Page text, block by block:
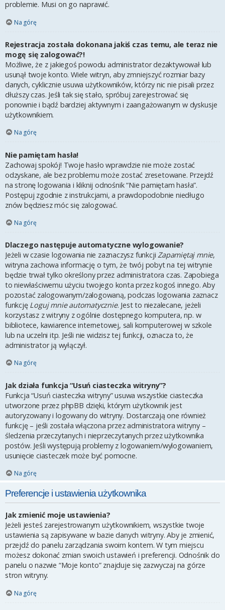
problemie. Musi on go naprawić.
Na górę
Rejestracja została dokonana jakiś czas temu, ale teraz nie
mogę się zalogować?!
Możliwe, że z jakiegoś powodu administrator dezaktywował lub
usunął twoje konto. Wiele witryn, aby zmniejszyć rozmiar bazy
danych, cyklicznie usuwa użytkowników, którzy nic nie pisali przez
dłuższy czas. Jeśli tak się stało, spróbuj zarejestrować się
ponownie i bądź bardziej aktywnym i zaangażowanym w dyskusje
użytkownikiem.
Na górę
Nie pamiętam hasła!
Zachowaj spokój! Twoje hasło wprawdzie nie może zostać
odzyskane, ale bez problemu może zostać zresetowane. Przejdź
na stronę logowania i kliknij odnośnik “Nie pamiętam hasła”.
Postępuj zgodnie z instrukcjami, a prawdopodobnie niedługo
znów będziesz móc się zalogować.
Na górę
Dlaczego następuje automatyczne wylogowanie?
Jeżeli w czasie logowania nie zaznaczysz funkcjiZapamiętaj mnie,
witryna zachowa informację o tym, że twój pobyt na tej witrynie
będzie trwał tylko określony przez administratora czas. Zapobiega
to niewłaściwemu użyciu twojego konta przez kogoś innego. Aby
pozostać zalogowanym/zalogowaną, podczas logowania zaznacz
funkcję Loguj mnie automatycznie. Jest to niezalecane, jeżeli
korzystasz z witryny z ogólnie dostępnego komputera, np. w
bibliotece, kawiarence internetowej, sali komputerowej w szkole
lub na uczelni itp. Jeśli nie widzisz tej funkcji, oznacza to, że
administrator ją wyłączył.
Na górę
Jak działa funkcja “Usuń ciasteczka witryny”?
Funkcja “Usuń ciasteczka witryny” usuwa wszystkie ciasteczka
utworzone przez phpBB dzięki, którym użytkownik jest
autoryzowany i logowany do witryny. Dostarczają one również
funkcję – jeśli została włączona przez administratora witryny –
śledzenia przeczytanych i nieprzeczytanych przez użytkownika
postów. Jeśli występują problemy z logowaniem/wylogowaniem,
usunięcie ciasteczek może być pomocne.
Na górę
Preferencje i ustawienia użytkownika
Jak zmienić moje ustawienia?
Jeżeli jesteś zarejestrowanym użytkownikiem, wszystkie twoje
ustawienia są zapisywane w bazie danych witryny. Aby je zmienić,
przejdź do panelu zarządzania swoim kontem. W tym miejscu
możesz dokonać zmian swoich ustawień i preferencji. Odnośnik do
panelu o nazwie “Moje konto” znajduje się zazwyczaj na górze
stron witryny.
Na górę